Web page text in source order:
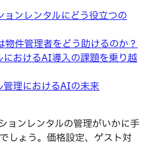
ンレンタルにどう役立つの
件管理者をどう助けるのか？
おけるAI導入の課題を乗り越
管理におけるAIの未来
ョンレンタルの管理がいかに手
しょう。価格設定、ゲスト対